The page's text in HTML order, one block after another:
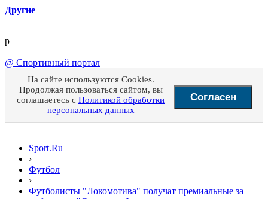
Другие
p
@ Спортивный портал
На сайте используются Cookies.
Продолжая пользоваться сайтом, вы
соглашаетесь с Политикой обработки
персональных данных
Согласен
Sport.Ru
›
Футбол
›
Футболисты "Локомотива" получат премиальные за